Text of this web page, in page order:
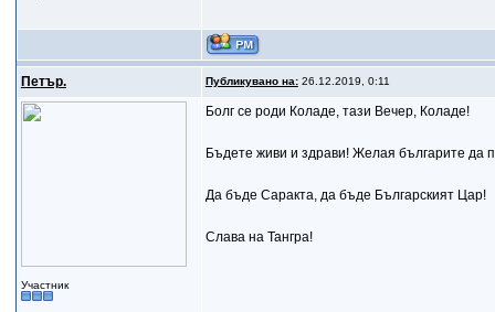
Петър. Публикувано на:26.12.2019, 0:11
Участник
Болг се роди Колaдe, тази Вечер, Колaдe!
Бъдете живи и здрави! Желая българите да
Да бъде Саракта, да бъде Българският Цар!
Слава на Тангра!